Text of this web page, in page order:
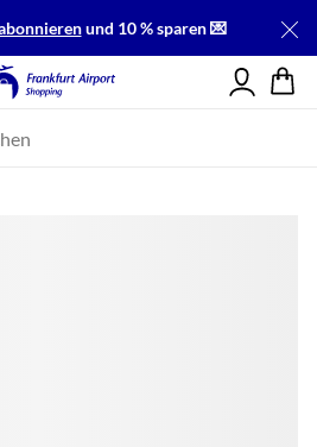
und 10 % sparen 💌
Einloggen